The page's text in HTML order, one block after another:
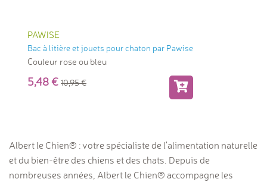
PAWISE
Bac à litière et jouets pour chaton par Pawise
Couleur rose ou bleu
5,48 10,95
Albert le Chien® : votre spécialiste de l'alimentation naturelle
et du bien-être des chiens et des chats. Depuis de
nombreuses années, Albert le Chien® accompagne les